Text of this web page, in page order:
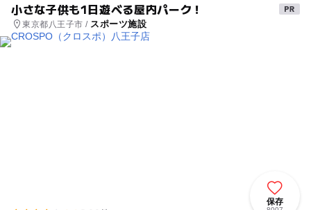
小さな子供も1日遊べる屋内パーク！
東京都八王子市 / スポーツ施設
保存